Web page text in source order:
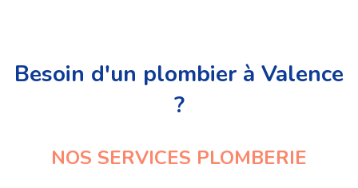
Besoin d'un plombier à Valence
?
NOS SERVICES PLOMBERIE